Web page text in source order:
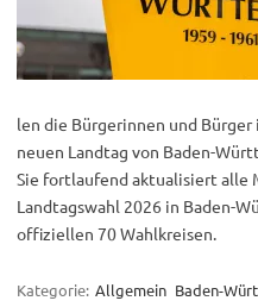
len die Bürgerinnen und
neuen Landtag von Baden-
Sie fortlaufend aktualisiert
Landtagswahl 2026 in Baden-
offiziellen 70 Wahlkreisen.
Kategorie: Allgemein Baden-